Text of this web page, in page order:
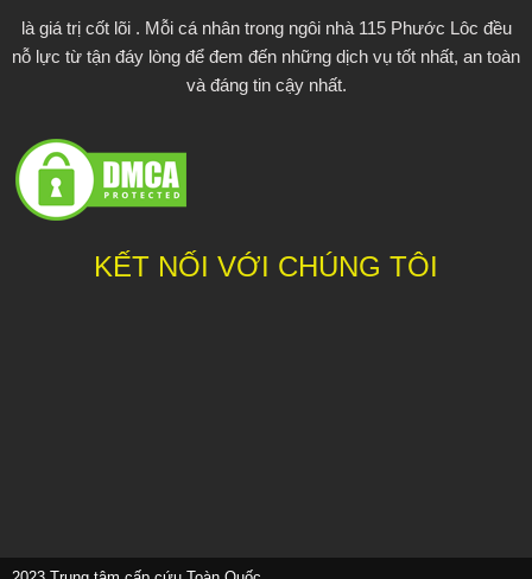
là giá trị cốt lõi . Mỗi cá nhân trong ngôi nhà 115 Phước Lôc đều
nỗ lực từ tận đáy lòng để đem đến những dịch vụ tốt nhất, an toàn
và đáng tin cậy nhất.
KẾT NỐI VỚI CHÚNG TÔI